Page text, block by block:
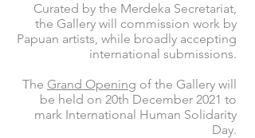
Curated by the Merdeka Secretariat,
the Gallery will commission work by
Papuan artists, while broadly accepting
international submissions.
The Grand Opening of the Gallery will
be held on 20th December 2021 to
mark International Human Solidarity
Day.